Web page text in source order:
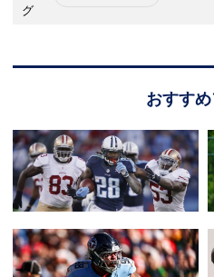
グ
おすす